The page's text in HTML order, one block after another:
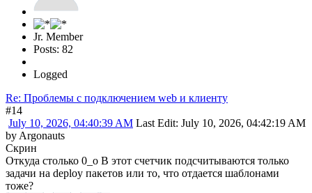
Jr. Member
Posts: 82
Logged
Re: Проблемы с подключением web и клиенту
#14
July 10, 2026, 04:40:39 AM Last Edit: July 10, 2026, 04:42:19 AM
by Argonauts
Скрин
Откуда столько 0_о В этот счетчик подсчитываются только
задачи на deploy пакетов или то, что отдается шаблонами
тоже?